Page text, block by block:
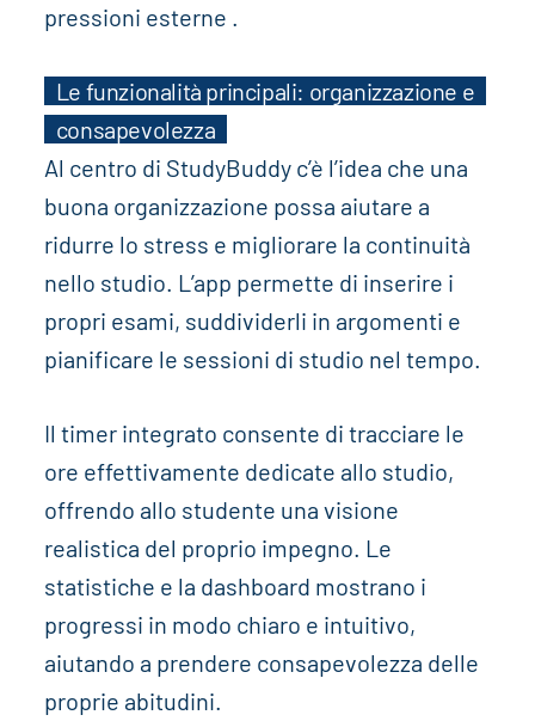
pressioni esterne .
Le funzionalità principali: organizzazione e
consapevolezza
Al centro di StudyBuddy c’è l’idea che una
buona organizzazione possa aiutare a
ridurre lo stress e migliorare la continuità
nello studio. L’app permette di inserire i
propri esami, suddividerli in argomenti e
pianificare le sessioni di studio nel tempo.
Il timer integrato consente di tracciare le
ore effettivamente dedicate allo studio,
offrendo allo studente una visione
realistica del proprio impegno. Le
statistiche e la dashboard mostrano i
progressi in modo chiaro e intuitivo,
aiutando a prendere consapevolezza delle
proprie abitudini.